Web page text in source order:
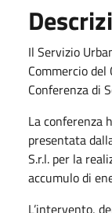
Il Servizio
Commercio
Conferenza di
La conferenza
presentata
S.r.l. per la
accumulo di
L’intervento,